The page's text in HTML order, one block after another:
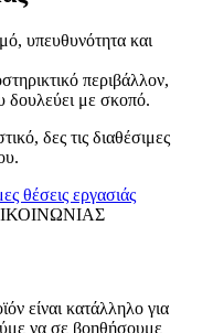
υπευθυνότητα και
περιβάλλον,
δουλεύει με σκοπό.
δες τις διαθέσιμες
θέσεις εργασιάς
είναι κατάλληλο για
να σε βοηθήσουμε